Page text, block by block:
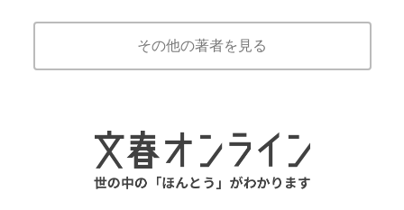
その他の著者を見る